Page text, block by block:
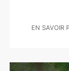
EN SAVOIR